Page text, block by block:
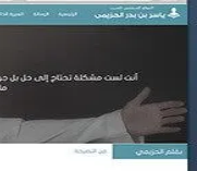
موقع